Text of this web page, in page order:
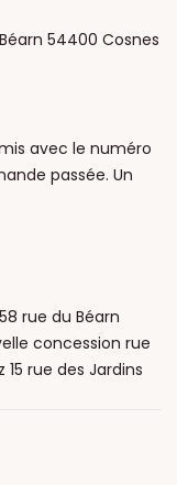
54400 Cosnes
avec le numéro
passée. Un
rue du Béarn
concession rue
15 rue des Jardins